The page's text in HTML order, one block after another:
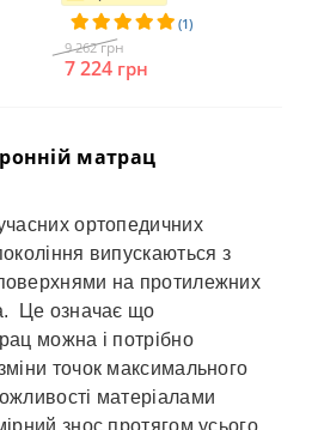
(1)
9 262грн
7 224 грн
матрац
ортопедичних
випускаються з
на протилежних
Це означає що
можна і потрібно
точок максимального
матеріалами
знос протягом усього